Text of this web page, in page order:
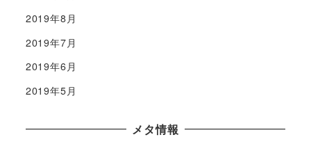
2019年8月
2019年7月
2019年6月
2019年5月
メタ情報